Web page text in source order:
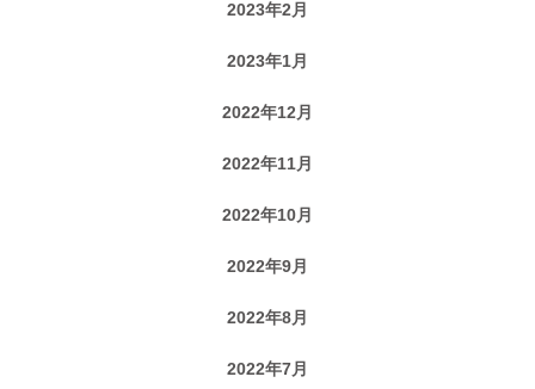
2023年2月
2023年1月
2022年12月
2022年11月
2022年10月
2022年9月
2022年8月
2022年7月